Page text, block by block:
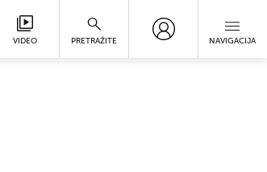
VIDEO PRETRAŽITE NAVIGACIJA